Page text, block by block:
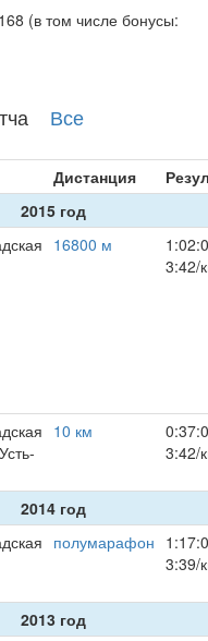
(в том числе бонусы:
Все
Дистанция
2015 год
16800 м
3:42/
10 км
3:42/
2014 год
полумарафон
3:39/
2013 год